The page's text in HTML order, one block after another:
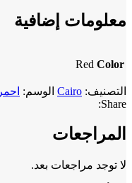
معلومات إضافية
Color
Red
التصنيف: Cairo الوسم: احمر
Share:
المراجعات
لا توجد مراجعات بعد.